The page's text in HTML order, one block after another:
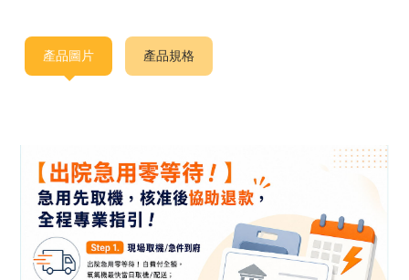
產品圖片 產品規格